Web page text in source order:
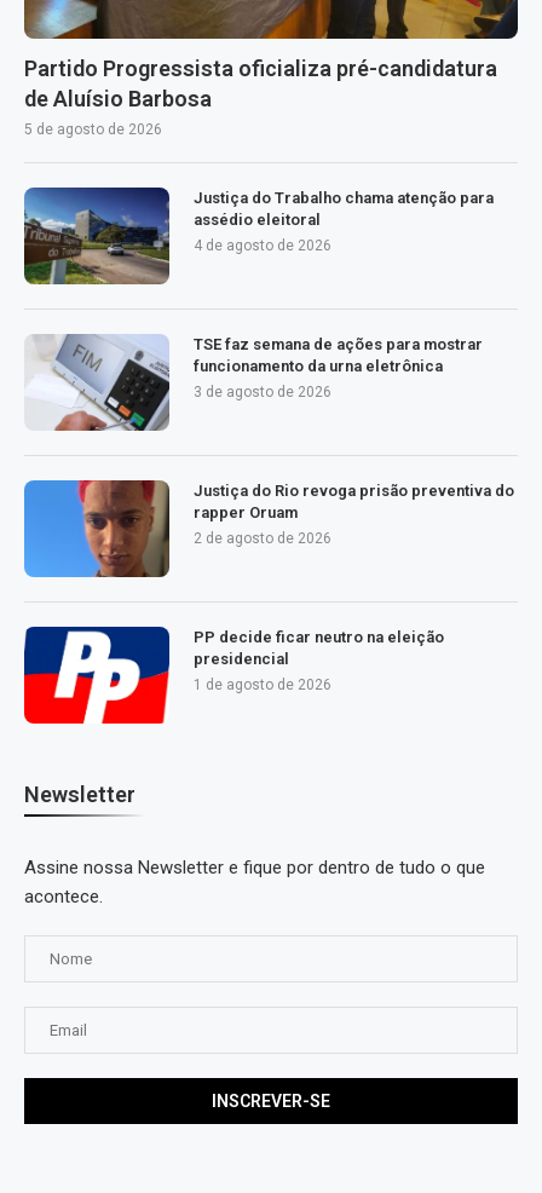
Partido Progressista oficializa pré-candidatura
de Aluísio Barbosa
5 de agosto de 2026
Justiça do Trabalho chama atenção para
assédio eleitoral
4 de agosto de 2026
TSE faz semana de ações para mostrar
funcionamento da urna eletrônica
3 de agosto de 2026
Justiça do Rio revoga prisão preventiva do
rapper Oruam
2 de agosto de 2026
PP decide ficar neutro na eleição
presidencial
1 de agosto de 2026
Newsletter
Assine nossa Newsletter e fique por dentro de tudo o que
acontece.